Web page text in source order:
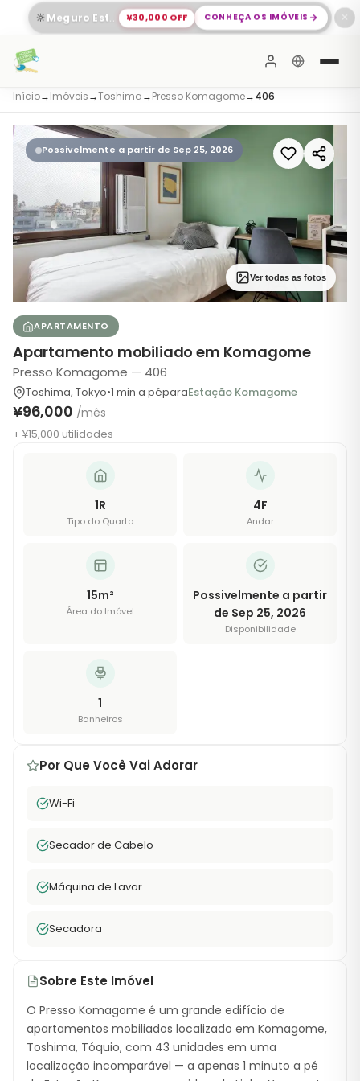
🔆 Meguro Está Esperando por Você ¥30,000 OFF CONHEÇA OS IMÓVEIS ✕
Início→Imóveis→Toshima→Presso Komagome→406
Possivelmente a partir de Sep 25, 2026
Ver todas as fotos
APARTAMENTO
Apartamento mobiliado em Komagome
Presso Komagome — 406
Toshima, Tokyo•1 min a péparaEstação Komagome
¥96,000 /mês
+ ¥15,000 utilidades
1R
Tipo do Quarto
4F
Andar
15m²
Área do Imóvel
Possivelmente a partir
de Sep 25, 2026
Disponibilidade
1
Banheiros
Por Que Você Vai Adorar
Wi-Fi
Secador de Cabelo
Máquina de Lavar
Secadora
Sobre Este Imóvel
O Presso Komagome é um grande edifício de
apartamentos mobiliados localizado em Komagome,
Toshima, Tóquio, com 43 unidades em uma
localização incomparável — a apenas 1 minuto a pé